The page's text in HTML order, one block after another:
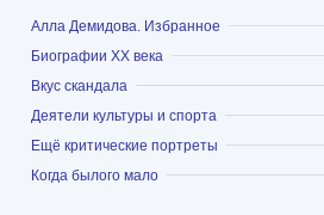
Показать
Алла Демидова. Избранное
Показать
Биографии ХХ века
Показать
Вкус скандала
Показать
Деятели культуры и спорта
Показать
Ещё критические портреты
Показать
Когда былого мало